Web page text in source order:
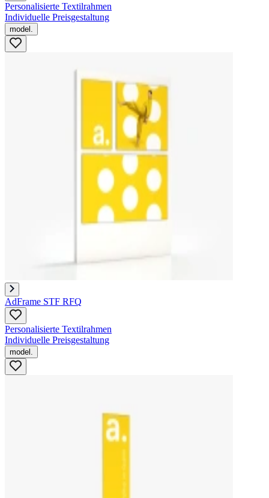
Personalisierte Textilrahmen
Individuelle Preisgestaltung
model.
AdFrame STF RFQ
Personalisierte Textilrahmen
Individuelle Preisgestaltung
model.